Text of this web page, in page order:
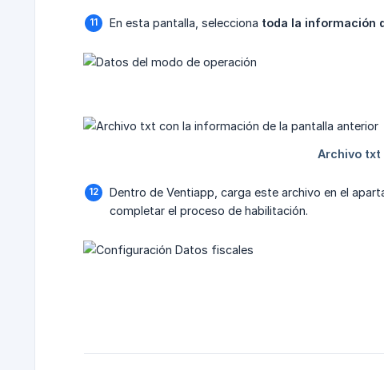
En esta pantalla, selecciona toda la información
Dentro de Ventiapp, carga este archivo en el
completar el proceso de habilitación.